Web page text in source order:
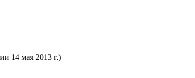
14 мая 2013 г.)